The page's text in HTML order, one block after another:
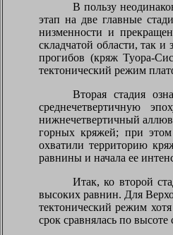
В пользу
этап на две главные
низменности и
складчатой области, так
прогибов (кряж Туора-
тектонический режим
Вторая стадия
среднечетвертичную
нижнечетвертичный
горных кряжей; при этом
охватили территорию
равнины и начала ее
Итак, ко второй
высоких равнин. Для
тектонический режим
срок сравнялась по